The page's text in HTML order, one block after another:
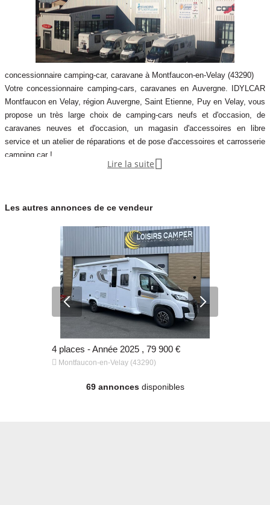
concessionnaire camping-car, caravane à Montfaucon-en-Velay (43290)
Votre concessionnaire camping-cars, caravanes en Auvergne. IDYLCAR
Montfaucon en Velay, région Auvergne, Saint Etienne, Puy en Velay, vous
propose un très large choix de camping-cars neufs et d'occasion, de
caravanes neuves et d'occasion, un magasin d'accessoires en libre
service et un atelier de réparations et de pose d'accessoires et carrosserie
camping car !
IDYLCAR en Auvergne c'est une équipe à votre écoute qui saura trouver la
Lire la suite 
Les autres annonces de ce vendeur
4 places - Année 2025 , 79 900 €
 Montfaucon-en-Velay (43290)
69 annoncesdisponibles